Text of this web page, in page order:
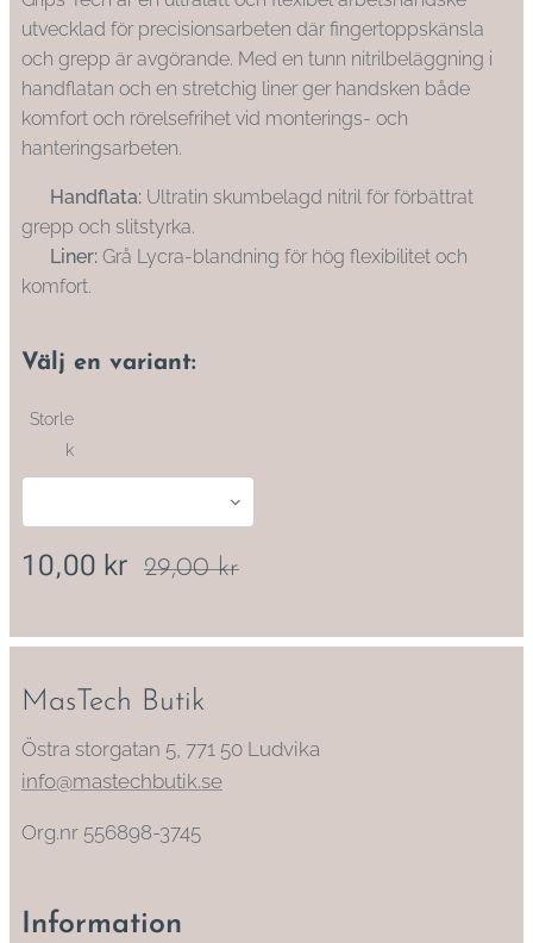
utvecklad för precisionsarbeten där fingertoppskänsla
och grepp är avgörande. Med en tunn nitrilbeläggning i
handflatan och en stretchig liner ger handsken både
komfort och rörelsefrihet vid monterings- och
hanteringsarbeten.
Handflata: Ultratin skumbelagd nitril för förbättrat
grepp och slitstyrka.
Liner: Grå Lycra-blandning för hög flexibilitet och
komfort.
Välj en variant:
Storle
k
10,00 kr 29,00kr
MasTech Butik
Östra storgatan 5, 771 50 Ludvika
info@mastechbutik.se
Org.nr 556898-3745
Information